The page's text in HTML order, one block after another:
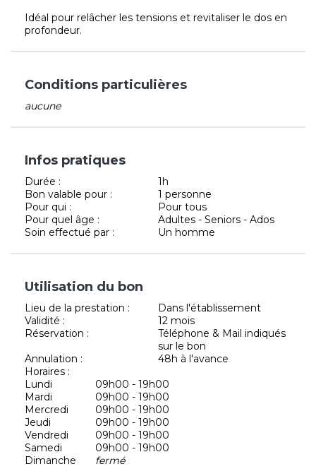
Idéal pour relâcher les tensions et revitaliser le dos en
profondeur.
Conditions particulières
aucune
Infos pratiques
Durée :
1h
Bon valable pour :
1 personne
Pour qui :
Pour tous
Pour quel âge :
Adultes - Seniors - Ados
Soin effectué par :
Un homme
Utilisation du bon
Lieu de la prestation :
Dans l'établissement
Validité :
12 mois
Réservation :
Téléphone & Mail indiqués
sur le bon
Annulation :
48h à l'avance
Horaires :
Lundi
09h00 - 19h00
Mardi
09h00 - 19h00
Mercredi
09h00 - 19h00
Jeudi
09h00 - 19h00
Vendredi
09h00 - 19h00
Samedi
09h00 - 19h00
Dimanche
fermé